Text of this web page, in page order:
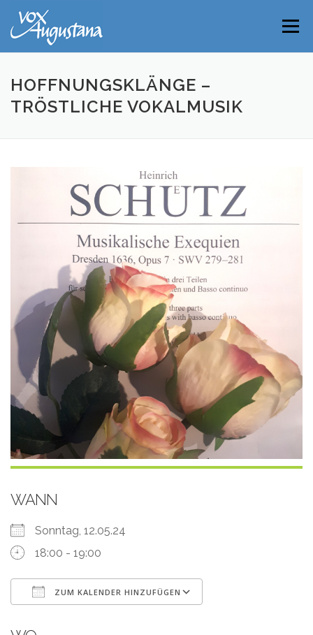
Inhalt
Menü
HOFFNUNGSKLÄNGE –
TRÖSTLICHE VOKALMUSIK
WANN
Sonntag, 12.05.24
18:00 - 19:00
ZUM KALENDER HINZUFÜGEN